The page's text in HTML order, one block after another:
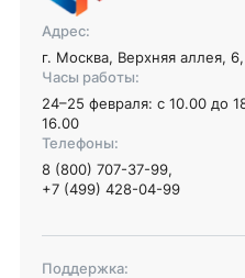
Адрес:
г. Москва, Верхняя аллея, 6,
Часы работы:
24–25 февраля: с 10.00 до
16.00
Телефоны:
8 (800) 707-37-99,
+7 (499) 428-04-99
Поддержка: